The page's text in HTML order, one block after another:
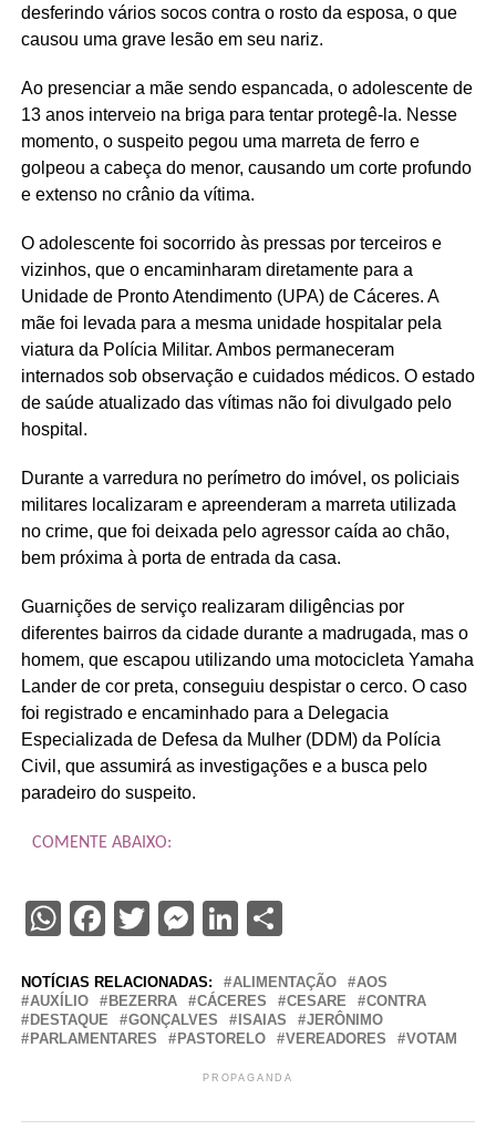
desferindo vários socos contra o rosto da esposa, o que
causou uma grave lesão em seu nariz.
Ao presenciar a mãe sendo espancada, o adolescente de
13 anos interveio na briga para tentar protegê-la. Nesse
momento, o suspeito pegou uma marreta de ferro e
golpeou a cabeça do menor, causando um corte profundo
e extenso no crânio da vítima.
O adolescente foi socorrido às pressas por terceiros e
vizinhos, que o encaminharam diretamente para a
Unidade de Pronto Atendimento (UPA) de Cáceres. A
mãe foi levada para a mesma unidade hospitalar pela
viatura da Polícia Militar. Ambos permaneceram
internados sob observação e cuidados médicos. O estado
de saúde atualizado das vítimas não foi divulgado pelo
hospital.
Durante a varredura no perímetro do imóvel, os policiais
militares localizaram e apreenderam a marreta utilizada
no crime, que foi deixada pelo agressor caída ao chão,
bem próxima à porta de entrada da casa.
Guarnições de serviço realizaram diligências por
diferentes bairros da cidade durante a madrugada, mas o
homem, que escapou utilizando uma motocicleta Yamaha
Lander de cor preta, conseguiu despistar o cerco. O caso
foi registrado e encaminhado para a Delegacia
Especializada de Defesa da Mulher (DDM) da Polícia
Civil, que assumirá as investigações e a busca pelo
paradeiro do suspeito.
COMENTE ABAIXO:
WhatsApp
Facebook
Twitter
Messenger
LinkedIn
Share
NOTÍCIAS RELACIONADAS: ALIMENTAÇÃO
AOS
AUXÍLIO
BEZERRA CÁCERES CESARE
CONTRA
DESTAQUE
GONÇALVES ISAIAS
JERÔNIMO
PARLAMENTARES
PASTORELO VEREADORES VOTAM
PROPAGANDA